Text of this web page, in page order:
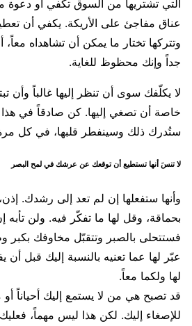
التي تشتريها من السوق تكفي أو دعوة
عناق مفاجئ على الأريكة. يكفي أن
وتتركها تختار ما يمكن أن تشاهداه معاً،
جداً وإنك محظوظ للغاية.
لا يكلّفك سوى أن تنظر إليها غالباً وأن
خاصة أن تصغي إليها. كن صادقاً في هذا
ستُدرك ذلك وسينفطر قلبها، في كل
لا تنسَ أنها تستطيع أن توقعك عن عرشك في لمح البصر
وأنها ستفعلها إن لم تعد إلى رشدك.
بحماقة، وقل لها ما تفكّر فيه. ولن
فستتحلى بالصبر وتتقبّل مخاوفك بكبر
عبّر لها عما تعنيه بالنسبة إليك قبل أن
لها ولكما معاً.
قد تصبح هي من لا يستمع إليك أحياناً
للإصغاء إليك. لكن هذا ليس مهماً،